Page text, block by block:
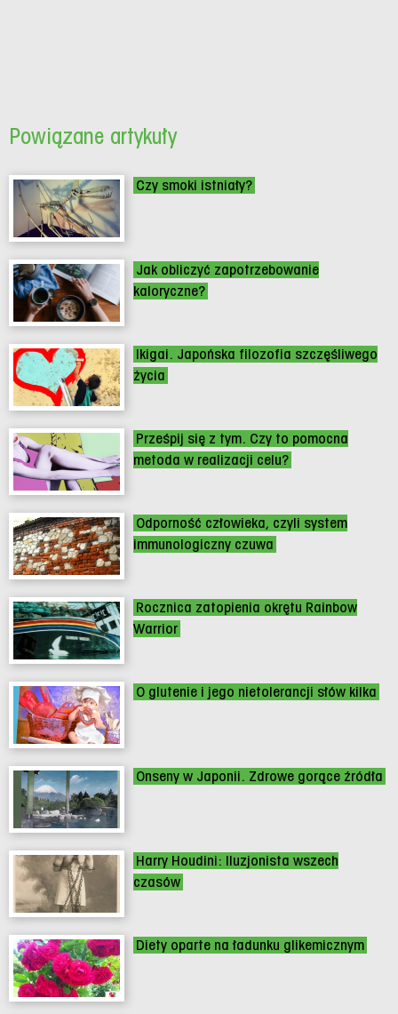
Powiązane artykuły
Czy smoki istniały?
Jak obliczyć zapotrzebowanie
kaloryczne?
Ikigai. Japońska filozofia szczęśliwego
życia
Prześpij się z tym. Czy to pomocna
metoda w realizacji celu?
Odporność człowieka, czyli system
immunologiczny czuwa
Rocznica zatopienia okrętu Rainbow
Warrior
O glutenie i jego nietolerancji słów kilka
Onseny w Japonii. Zdrowe gorące źródła
Harry Houdini: Iluzjonista wszech
czasów
Diety oparte na ładunku glikemicznym